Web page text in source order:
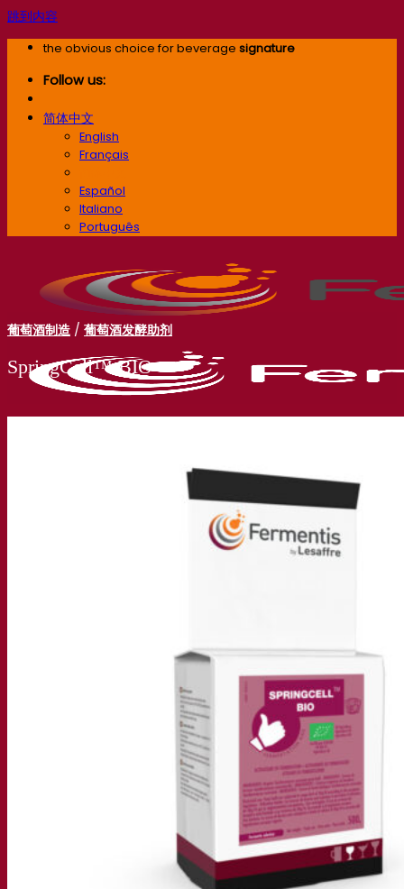
跳到内容
the obvious choice for beverage signature
Follow us:
简体中文
English
Français
Español
Italiano
Português
Fermentis 学院
酒水饮料品鉴
发酵助剂啤酒
啤酒功能性产品
葡萄酒制造 / 葡萄酒发酵助剂
SpringCell™ BIO